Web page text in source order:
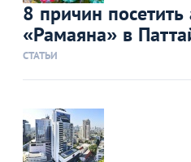
8 причин посетить
«Рамаяна» в
СТАТЬИ